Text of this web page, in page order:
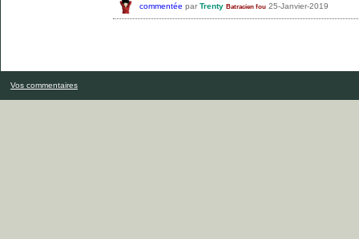
commentée par Trenty Batracien fou 25-Janvier-2019
Vos commentaires